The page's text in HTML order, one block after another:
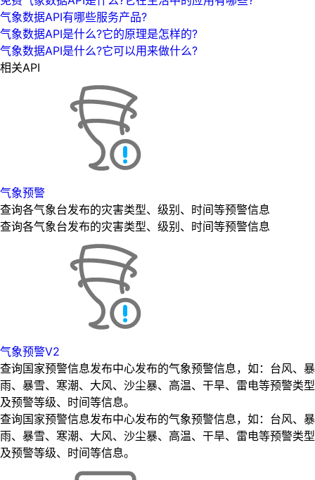
气象数据API有哪些服务产品?
气象数据API是什么?它的原理是怎样的?
气象数据API是什么?它可以用来做什么?
相关API
气象预警
查询各气象台发布的灾害类型、级别、时间等预警信息
查询各气象台发布的灾害类型、级别、时间等预警信息
气象预警V2
查询国家预警信息发布中心发布的气象预警信息，如：台风、暴
雨、暴雪、寒潮、大风、沙尘暴、高温、干旱、雷电等预警类型
及预警等级、时间等信息。
查询国家预警信息发布中心发布的气象预警信息，如：台风、暴
雨、暴雪、寒潮、大风、沙尘暴、高温、干旱、雷电等预警类型
及预警等级、时间等信息。